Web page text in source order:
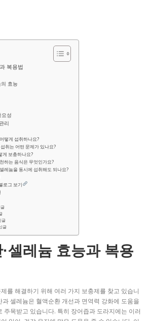
복용법
효능
성
리
떻게 섭취하나요?
취는 어떤 문제가 있나요?
게 보충하나요?
하는 음식은 무엇인가요?
레늄을 동시에 섭취해도 되나요?
로그 보기
글
글
셀레늄 효능과 복용
를 해결하기 위해 여러 가지 보충제를 찾고 있습니
셀레늄은 혈액순환 개선과 면역력 강화에 도움을
주목받고 있습니다. 특히 장어즙과 도라지에는 이러